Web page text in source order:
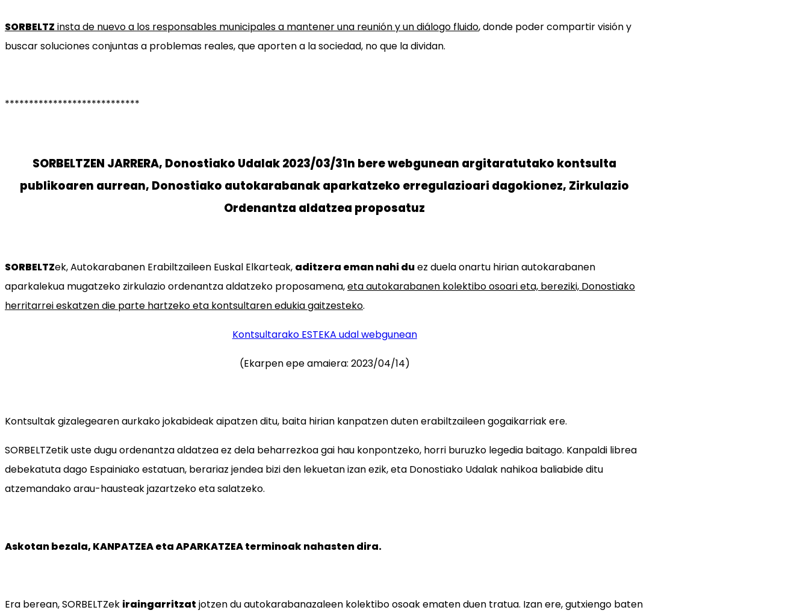
SORBELTZ insta de nuevo a los responsables municipales a mantener una reunión y un diálogo fluido, donde poder compartir visión y
buscar soluciones conjuntas a problemas reales, que aporten a la sociedad, no que la dividan.
****************************
SORBELTZEN JARRERA, Donostiako Udalak 2023/03/31n bere webgunean argitaratutako kontsulta
publikoaren aurrean, Donostiako autokarabanak aparkatzeko erregulazioari dagokionez, Zirkulazio
Ordenantza aldatzea proposatuz
SORBELTZek, Autokarabanen Erabiltzaileen Euskal Elkarteak, aditzera eman nahi duez duela onartu hirian autokarabanen
aparkalekua mugatzeko zirkulazio ordenantza aldatzeko proposamena,eta autokarabanen kolektibo osoari eta, bereziki, Donostiako
herritarrei eskatzen die parte hartzeko eta kontsultaren edukia gaitzesteko.
Kontsultarako ESTEKA udal webgunean
(Ekarpen epe amaiera: 2023/04/14)
Kontsultak gizalegearen aurkako jokabideak aipatzen ditu, baita hirian kanpatzen duten erabiltzaileen gogaikarriak ere.
SORBELTZetik uste dugu ordenantza aldatzea ez dela beharrezkoa gai hau konpontzeko, horri buruzko legedia baitago. Kanpaldi librea
debekatuta dago Espainiako estatuan, berariaz jendea bizi den lekuetan izan ezik, eta Donostiako Udalak nahikoa baliabide ditu
atzemandako arau-hausteak jazartzeko eta salatzeko.
Askotan bezala, KANPATZEA eta APARKATZEA terminoak nahasten dira.
Era berean, SORBELTZek iraingarritzat jotzen du autokarabanazaleen kolektibo osoak ematen duen tratua. Izan ere, gutxiengo baten